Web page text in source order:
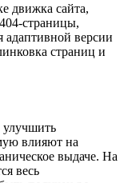
движка сайта,
страницы,
адаптивной версии
страниц и
влияют на
выдаче. На
весь